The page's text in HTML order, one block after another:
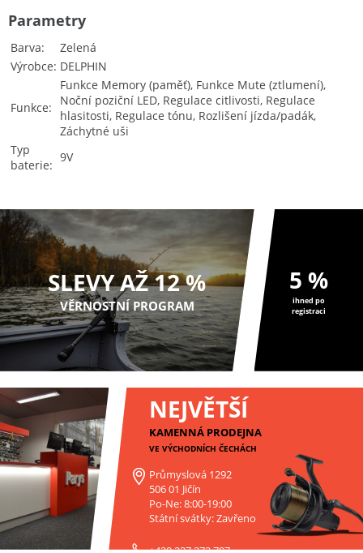
Barva
Zelená
Výrobce DELPHIN
Funkce
Funkce Memory (paměť), Funkce Mute (ztlumení),
Noční poziční LED, Regulace citlivosti, Regulace
hlasitosti, Regulace tónu, Rozlišení jízda/padák,
Záchytné uši
Typ
baterie
9V
Parametry
SLEVY AŽ 12 %
VĚRNOSTNÍ PROGRAM
5 %
ihned po
registraci
NEJVĚTŠÍ
KAMENNÁ PRODEJNA
VE VÝCHODNÍCH ČECHÁCH
Průmyslová 1292
506 01 Jičín
Po-Ne: 8:00-19:00
Státní svátky: Zavřeno